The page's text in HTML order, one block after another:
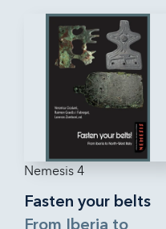
Nemesis 4
Fasten your belts
From Iberia to